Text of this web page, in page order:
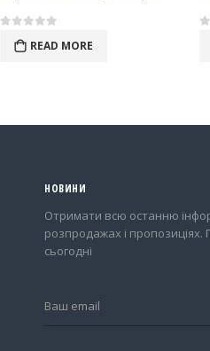
READ MORE
НОВИНИ
Отримати всю останню
розпродажах і пропозиціях.
сьогодні